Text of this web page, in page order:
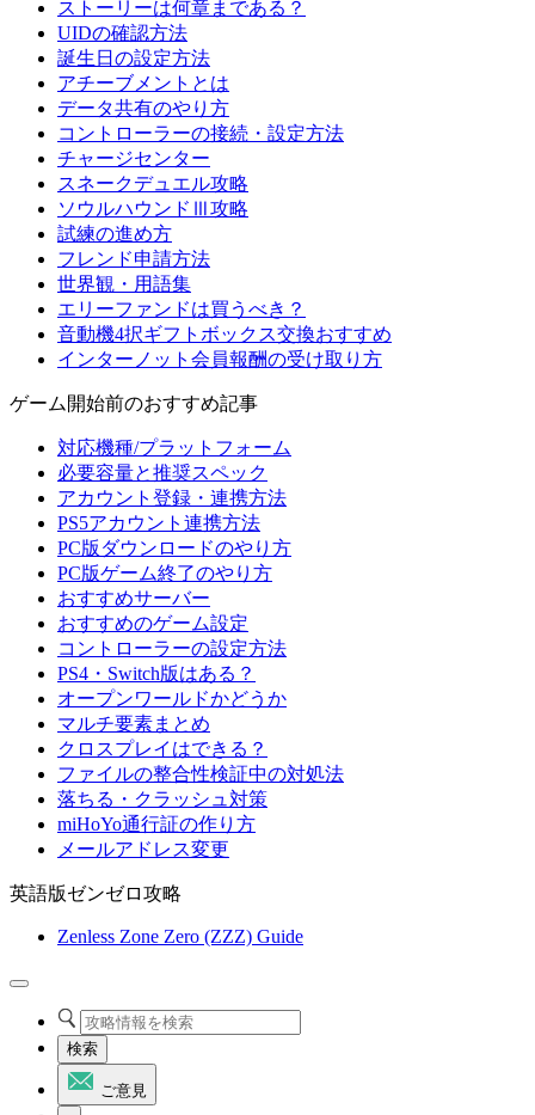
ストーリーは何章まである？
UIDの確認方法
誕生日の設定方法
アチーブメントとは
データ共有のやり方
コントローラーの接続・設定方法
チャージセンター
スネークデュエル攻略
ソウルハウンドⅢ攻略
試練の進め方
フレンド申請方法
世界観・用語集
エリーファンドは買うべき？
音動機4択ギフトボックス交換おすすめ
インターノット会員報酬の受け取り方
ゲーム開始前のおすすめ記事
対応機種/プラットフォーム
必要容量と推奨スペック
アカウント登録・連携方法
PS5アカウント連携方法
PC版ダウンロードのやり方
PC版ゲーム終了のやり方
おすすめサーバー
おすすめのゲーム設定
コントローラーの設定方法
PS4・Switch版はある？
オープンワールドかどうか
マルチ要素まとめ
クロスプレイはできる？
ファイルの整合性検証中の対処法
落ちる・クラッシュ対策
miHoYo通行証の作り方
メールアドレス変更
英語版ゼンゼロ攻略
Zenless Zone Zero (ZZZ) Guide
検索
ご意見